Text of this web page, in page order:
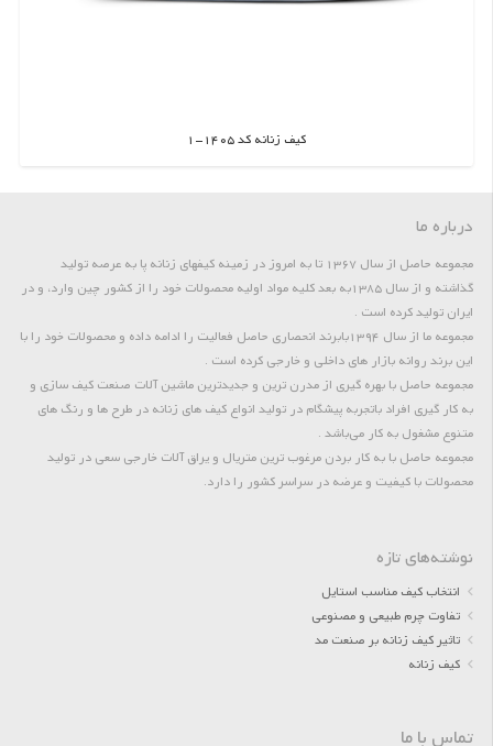
کیف زنانه کد 1405-1
اطلاعات بیشتر
درباره ما
مجموعه حاصل از سال 1367 تا به امروز در زمینه کیفهای زنانه پا به عرصه تولید
گذاشته و از سال 1385به بعد کلیه مواد اولیه محصولات خود را از کشور چین وارد، و در
ایران تولید کرده است .
مجموعه ما از سال 1394بابرند انحصاری حاصل فعالیت را ادامه داده و محصولات خود را با
این برند روانه بازار های داخلی و خارجی کرده است .
مجموعه حاصل با بهره گیری از مدرن ترین و جدیدترین ماشین آلات صنعت کیف سازی و
به کار گیری افراد باتجربه پیشگام در تولید انواع کیف های زنانه در طرح ها و رنگ های
متنوع مشغول به کار می‌باشد .
مجموعه حاصل با به کار بردن مرغوب ترین متریال و یراق آلات خارجی سعی در تولید
محصولات با کیفیت و عرضه در سراسر کشور را دارد.
نوشته‌های تازه
انتخاب کیف مناسب استایل
تفاوت چرم طبیعی و مصنوعی
تاثیر کیف زنانه بر صنعت مد
کیف زنانه
تماس با ما